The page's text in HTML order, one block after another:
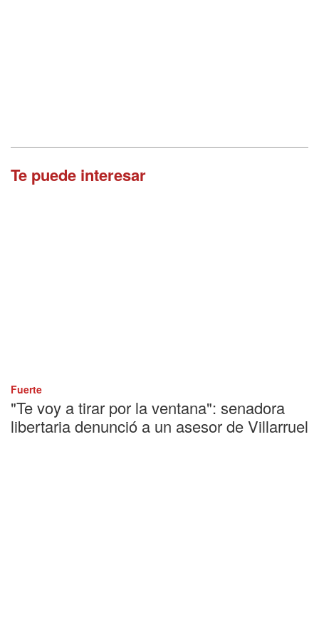
Te puede interesar
Fuerte
"Te voy a tirar por la ventana": senadora
libertaria denunció a un asesor de Villarruel